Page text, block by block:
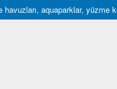
aquaparklar,